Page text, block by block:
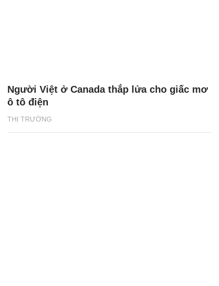
THỊ TRƯỜNG
Người Việt ở Canada thắp lửa cho giấc mơ
ô tô điện